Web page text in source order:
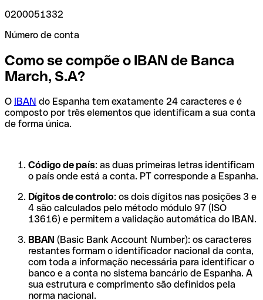
0200051332
Número de conta
Como se compõe o IBAN de Banca
March, S.A?
O IBAN do Espanha tem exatamente 24 caracteres e é
composto por três elementos que identificam a sua conta
de forma única.
Código de país: as duas primeiras letras identificam
o país onde está a conta. PT corresponde a Espanha.
Dígitos de controlo: os dois dígitos nas posições 3 e
4 são calculados pelo método módulo 97 (ISO
13616) e permitem a validação automática do IBAN.
BBAN (Basic Bank Account Number): os caracteres
restantes formam o identificador nacional da conta,
com toda a informação necessária para identificar o
banco e a conta no sistema bancário de Espanha. A
sua estrutura e comprimento são definidos pela
norma nacional.